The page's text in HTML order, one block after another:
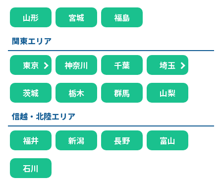
山形 宮城
福島
関東エリア
東京 神奈川 千葉 埼玉
茨城 栃木 群馬
山梨
信越・北陸エリア
福井 新潟 長野 富山
石川